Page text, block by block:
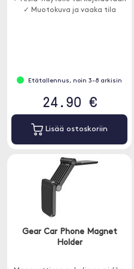
✓ Muotokuva ja vaaka tila
Etätallennus, noin 3-8 arkisin
24.90 €
Lisää ostoskoriin
Gear Car Phone Magnet
Holder